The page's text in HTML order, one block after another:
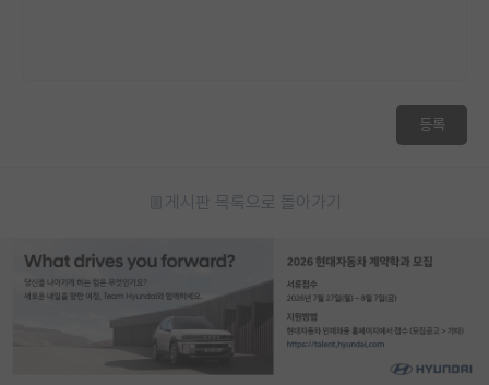
등록
게시판 목록으로 돌아가기